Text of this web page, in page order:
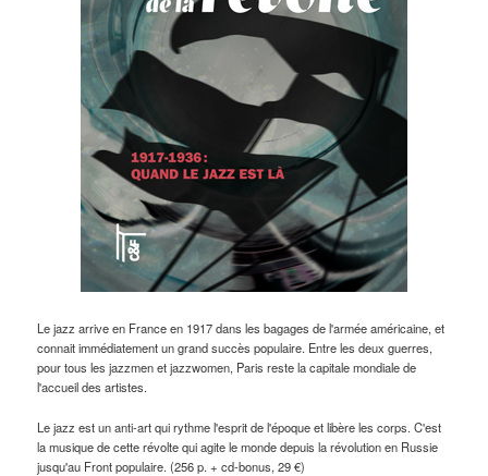
Le jazz arrive en France en 1917 dans les bagages de l'armée américaine, et
connait immédiatement un grand succès populaire. Entre les deux guerres,
pour tous les jazzmen et jazzwomen, Paris reste la capitale mondiale de
l'accueil des artistes.
Le jazz est un anti-art qui rythme l'esprit de l'époque et libère les corps. C'est
la musique de cette révolte qui agite le monde depuis la révolution en Russie
jusqu'au Front populaire. (256 p. + cd-bonus, 29 €)